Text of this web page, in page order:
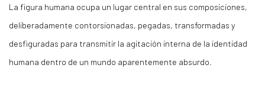
La figura humana ocupa un lugar central en sus composiciones,
deliberadamente contorsionadas, pegadas, transformadas y
desfiguradas para transmitir la agitación interna de la identidad
humana dentro de un mundo aparentemente absurdo.